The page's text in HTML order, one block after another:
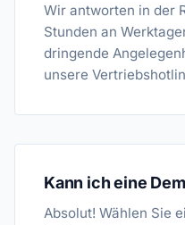
Wir antworten in der
Stunden an
dringende
unsere
Kann ich eine
Absolut! Wählen Sie